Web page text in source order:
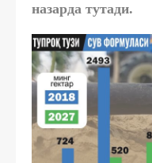
назарда тутади.